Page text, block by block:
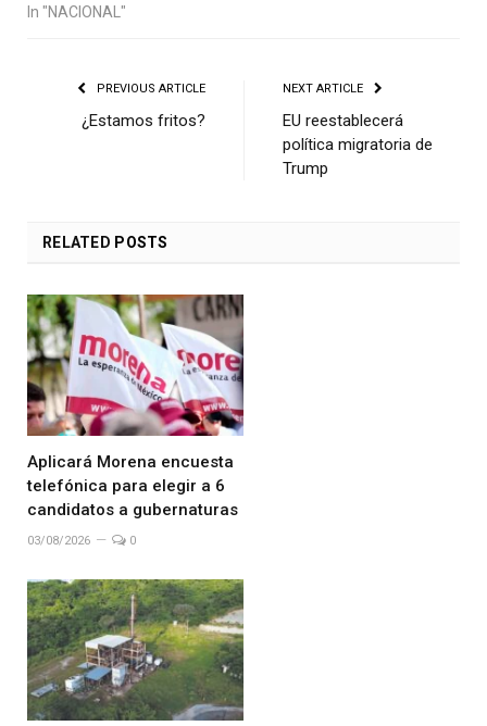
In "NACIONAL"
PREVIOUS ARTICLE
¿Estamos fritos?
NEXT ARTICLE
EU reestablecerá
política migratoria de
Trump
RELATED POSTS
Aplicará Morena encuesta
telefónica para elegir a 6
candidatos a gubernaturas
03/08/2026 0